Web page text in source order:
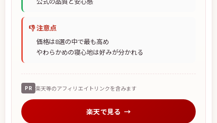
👎 注意点
価格は8選の中で最も高め
やわらかめの寝心地は好みが分かれる
PR 楽天等のアフィリエイトリンクを含みます
楽天で見る